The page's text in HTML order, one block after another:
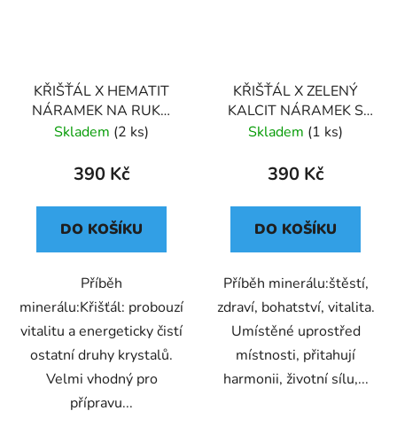
KŘIŠŤÁL X HEMATIT
NÁRAMEK NA RUKU
SPECIÁLNÍ (UNISEX) 6
Skladem (2 ks)
390 Kč
DO KOŠÍKU
Příběh
minerálu:Křišťál: probouzí
vitalitu a energeticky čistí
ostatní druhy krystalů.
Velmi vhodný pro
přípravu...
KŘIŠŤÁL X ZELENÝ
KALCIT NÁRAMEK S
DEKORACÍ (UNISEX) 6
Skladem (1 ks)
390 Kč
DO KOŠÍKU
Příběh minerálu:štěstí,
zdraví, bohatství, vitalita.
Umístěné uprostřed
místnosti, přitahují
harmonii, životní sílu,...